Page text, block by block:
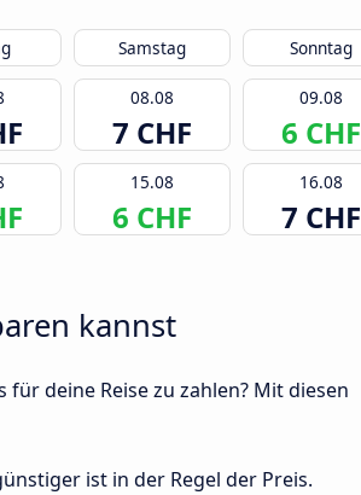
Samstag Sonntag
08.08
7 CHF
09.08
6 CHF
15.08
6 CHF
16.08
7 CHF
kannst
deine Reise zu zahlen? Mit diesen
ist in der Regel der Preis.